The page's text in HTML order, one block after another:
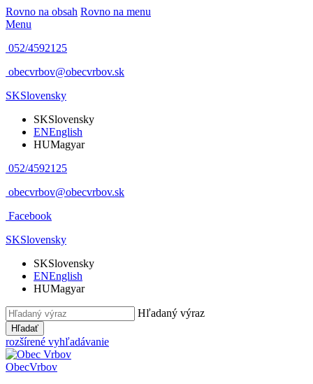
Rovno na obsah Rovno na menu
Menu
052/4592125
obecvrbov@obecvrbov.sk
SKSlovensky
SKSlovensky
ENEnglish
HUMagyar
052/4592125
obecvrbov@obecvrbov.sk
Facebook
SKSlovensky
SKSlovensky
ENEnglish
HUMagyar
Hľadaný výraz
Hľadať
rozšírené vyhľadávanie
ObecVrbov